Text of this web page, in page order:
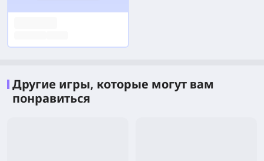
Другие игры, которые могут вам
понравиться